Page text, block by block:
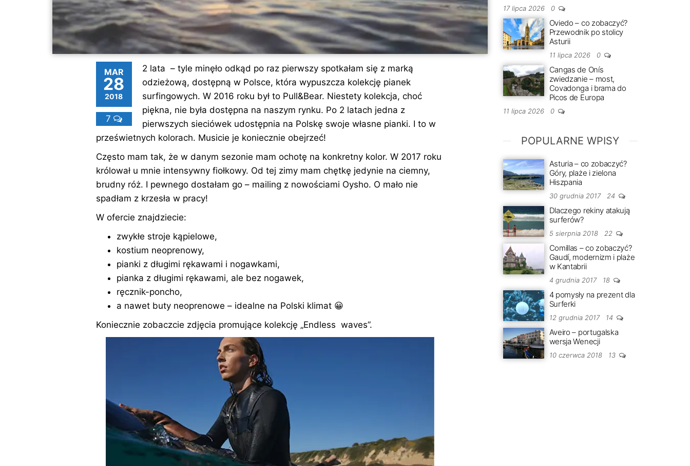
MAR
28
2018
7
2 lata – tyle minęło odkąd po raz pierwszy spotkałam się z marką
odzieżową, dostępną w Polsce, która wypuszcza kolekcję pianek
surfingowych. W 2016 roku był to Pull&Bear. Niestety kolekcja, choć
piękna, nie była dostępna na naszym rynku. Po 2 latach jedna z
pierwszych sieciówek udostępnia na Polskę swoje własne pianki. I to w
prześwietnych kolorach. Musicie je koniecznie obejrzeć!
Często mam tak, że w danym sezonie mam ochotę na konkretny kolor. W 2017 roku
królował u mnie intensywny fiołkowy. Od tej zimy mam chętkę jedynie na ciemny,
brudny róż. I pewnego dostałam go – mailing z nowościami Oysho. O mało nie
spadłam z krzesła w pracy!
W ofercie znajdziecie:
zwykłe stroje kąpielowe,
kostium neoprenowy,
pianki z długimi rękawami i nogawkami,
pianka z długimi rękawami, ale bez nogawek,
ręcznik-poncho,
a nawet buty neoprenowe – idealne na Polski klimat 😀
Koniecznie zobaczcie zdjęcia promujące kolekcję „Endless waves”.
17 lipca 2026 0
Oviedo – co zobaczyć?
Przewodnik po stolicy
Asturii
11 lipca 2026 0
Cangas de Onís
zwiedzanie – most,
Covadonga i brama do
Picos de Europa
11 lipca 2026 0
POPULARNE WPISY
Asturia – co zobaczyć?
Góry, plaże i zielona
Hiszpania
30 grudnia 2017 24
Dlaczego rekiny atakują
surferów?
5 sierpnia 2018 22
Comillas – co zobaczyć?
Gaudí, modernizm i plaże
w Kantabrii
4 grudnia 2017 18
4 pomysły na prezent dla
Surferki
12 grudnia 2017 14
Aveiro – portugalska
wersja Wenecji
10 czerwca 2018 13